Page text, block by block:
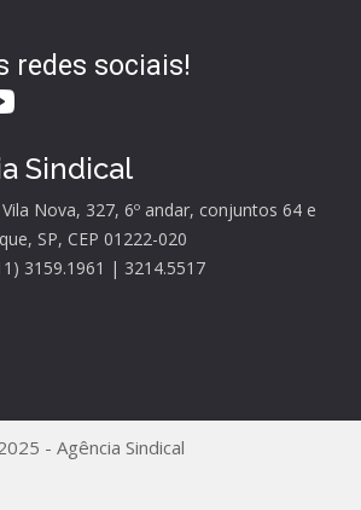
redes sociais!
Sindical
Nova, 327, 6º andar, conjuntos 64 e
SP, CEP 01222-020
3159.1961 | 3214.5517
- Agência Sindical